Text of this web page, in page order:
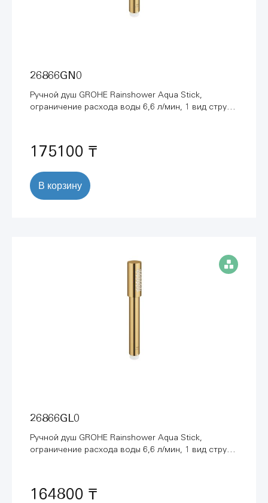
26866GN0
Ручной душ GROHE Rainshower Aqua Stick,
ограничение расхода воды 6,6 л/мин, 1 вид струи,
175100 ₸
В корзину
26866GL0
Ручной душ GROHE Rainshower Aqua Stick,
ограничение расхода воды 6,6 л/мин, 1 вид струи,
164800 ₸